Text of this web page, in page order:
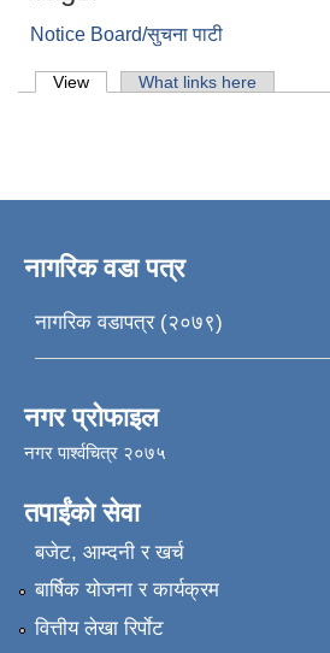
Notice Board/सुचना पाटी
Primary tabs
View (active tab)What links here
नागरिक वडा पत्र
नागरिक वडापत्र (२०७९)
नगर प्रोफाइल
नगर पार्श्वचित्र २०७५
तपाईंको सेवा
बजेट, आम्दनी र खर्च
बार्षिक योजना र कार्यक्रम
वित्तीय लेखा रिर्पाेट